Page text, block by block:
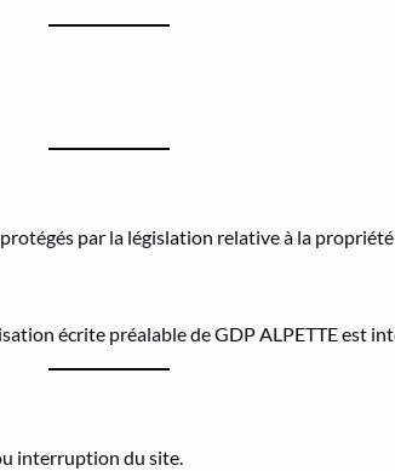
par la législation relative à la
écrite préalable de GDP ALPETTE est
interruption du site.